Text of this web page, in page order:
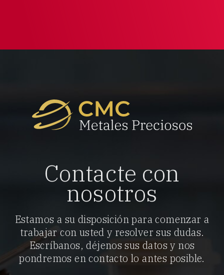
Contacte con
nosotros
Estamos a su disposición para comenzar a
trabajar con usted y resolver sus dudas.
Escríbanos, déjenos sus datos y nos
pondremos en contacto lo antes posible.